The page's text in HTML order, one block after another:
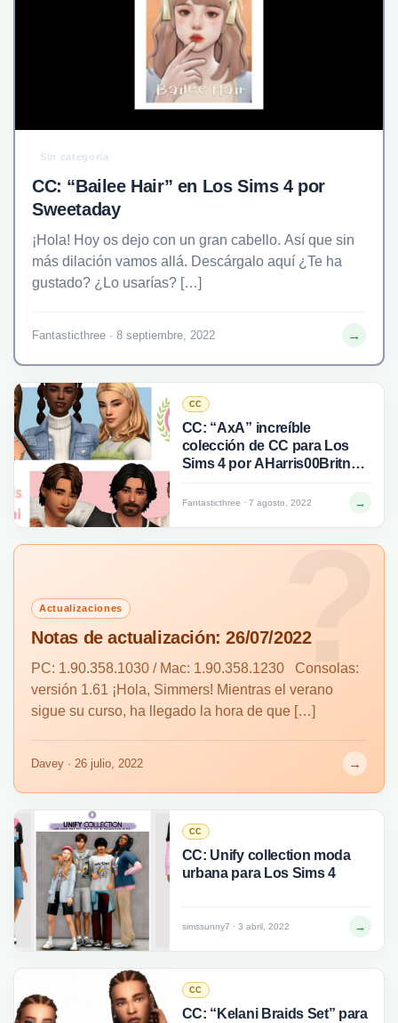
Sin categoría
CC: “Bailee Hair” en Los Sims 4 por
Sweetaday
¡Hola! Hoy os dejo con un gran cabello. Así que sin
más dilación vamos allá. Descárgalo aquí ¿Te ha
gustado? ¿Lo usarías? […]
Fantasticthree · 8 septiembre, 2022 →
CC
CC: “AxA” increíble
colección de CC para Los
Sims 4 por AHarris00Britney
Fantasticthree · 7 agosto, 2022 →
Actualizaciones
Notas de actualización: 26/07/2022
PC: 1.90.358.1030 / Mac: 1.90.358.1230 Consolas:
versión 1.61 ¡Hola, Simmers! Mientras el verano
sigue su curso, ha llegado la hora de que […]
Davey · 26 julio, 2022 →
CC
CC: Unify collection moda
urbana para Los Sims 4
simssunny7 · 3 abril, 2022 →
CC
CC: “Kelani Braids Set” para